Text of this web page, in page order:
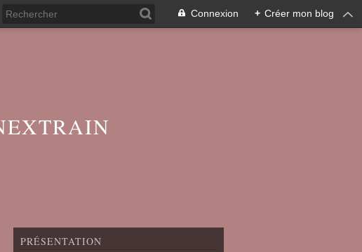
Connexion + Créer mon blog
PRÉSENTATION